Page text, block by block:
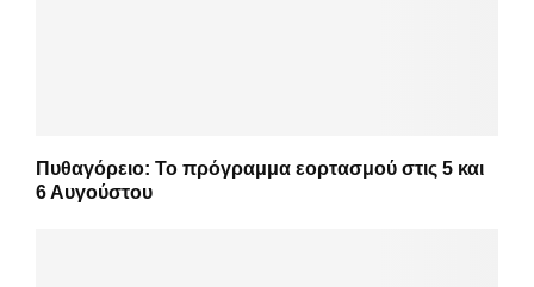
Πυθαγόρειο: Το πρόγραμμα εορτασμού στις 5 και
6 Αυγούστου